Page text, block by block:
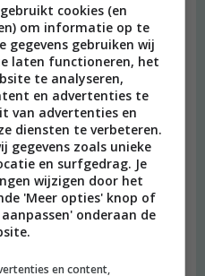
cookies (en
om informatie op te
gegevens gebruiken wij
laten functioneren, het
te analyseren,
en advertenties te
van advertenties en
diensten te verbeteren.
gegevens zoals unieke
en surfgedrag. Je
wijzigen door het
'Meer opties' knop of
onderaan de
en content,